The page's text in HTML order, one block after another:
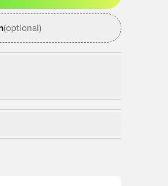
(optional)